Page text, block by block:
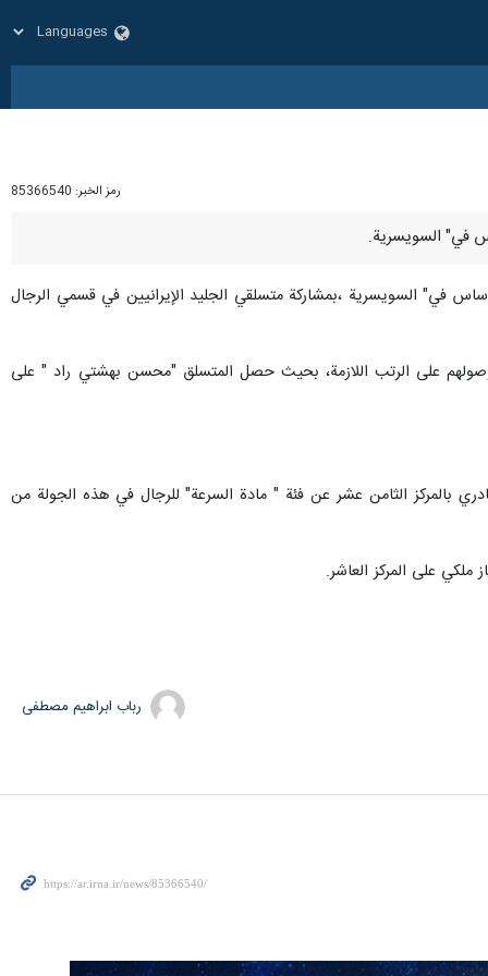
رمز الخبر: 85366540
في" السويسرية ،بمشاركة متسلقي الجليد الإيرانيين في قسمي الرجال
على الرتب اللازمة، بحيث حصل المتسلق "محسن بهشتي راد " على
بالمركز الثامن عشر عن فئة " مادة السرعة" للرجال في هذه الجولة من
على المركز العاشر.
رباب ابراهیم مصطفی